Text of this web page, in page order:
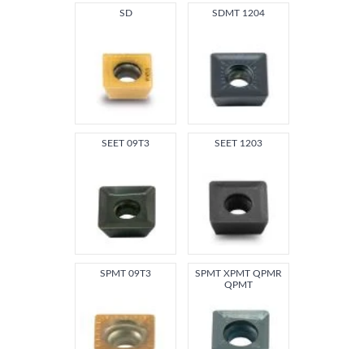
SD SDMT 1204
SEET 09T3 SEET 1203
SPMT 09T3
SPMT XPMT QPMR
QPMT